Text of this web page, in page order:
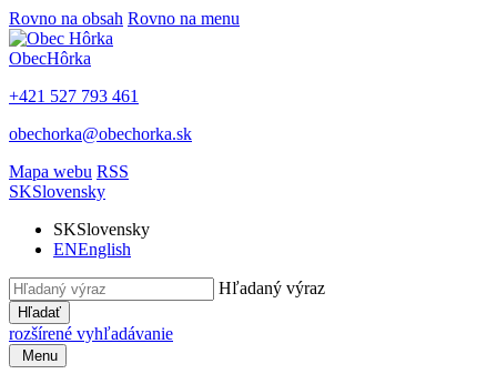
Rovno na obsah Rovno na menu
ObecHôrka
+421 527 793 461
obechorka@obechorka.sk
Mapa webu RSS
SKSlovensky
SKSlovensky
ENEnglish
Hľadaný výraz
Hľadať
rozšírené vyhľadávanie
Menu